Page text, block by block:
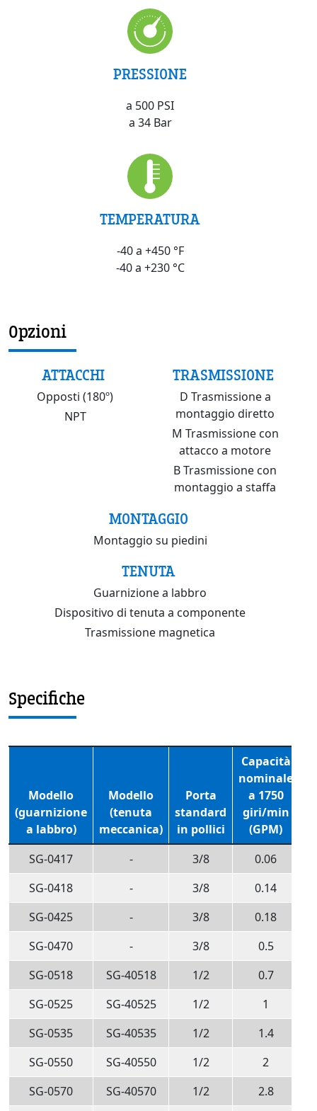
PRESSIONE
a 500 PSI
a 34 Bar
TEMPERATURA
-40 a +450 °F
-40 a +230 °C
Opzioni
ATTACCHI
Opposti (180º)
NPT
TRASMISSIONE
D Trasmissione a
montaggio diretto
M Trasmissione con
attacco a motore
B Trasmissione con
montaggio a staffa
MONTAGGIO
Montaggio su piedini
TENUTA
Guarnizione a labbro
Dispositivo di tenuta a componente
Trasmissione magnetica
Specifiche
Modello
(guarnizione
a labbro)
Modello
(tenuta
meccanica)
Porta
standard
in pollici
Capacità
nominale
a 1750
giri/min
(GPM)
SG-0417
- 3/8
0.06
SG-0418
- 3/8
0.14
SG-0425
- 3/8
0.18
SG-0470
- 3/8
0.5
SG-0518
SG-40518 1/2
0.7
SG-0525
SG-40525 1/2
1
SG-0535
SG-40535 1/2
1.4
SG-0550
SG-40550 1/2
2
SG-0570
SG-40570 1/2
2.8